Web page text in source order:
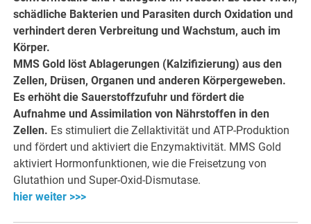
schädliche Bakterien und Parasiten durch Oxidation und
verhindert deren Verbreitung und Wachstum, auch im
Körper.
MMS Gold löst Ablagerungen (Kalzifizierung) aus den
Zellen, Drüsen, Organen und anderen Körpergeweben.
Es erhöht die Sauerstoffzufuhr und fördert die
Aufnahme und Assimilation von Nährstoffen in den
Zellen. Es stimuliert die Zellaktivität und ATP-Produktion
und fördert und aktiviert die Enzymaktivität. MMS Gold
aktiviert Hormonfunktionen, wie die Freisetzung von
Glutathion und Super-Oxid-Dismutase.
hier weiter >>>